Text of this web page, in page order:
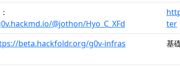
@jothon/Hyo_C_XFd
ter
beta.hackfoldr.org/g0v-infras 基